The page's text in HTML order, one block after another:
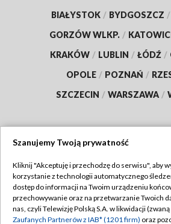
BIAŁYSTOK / BYDGOSZCZ /
GORZÓW WLKP. /
KRAKÓW / LUBLIN / ŁÓDŹ /
OPOLE / POZNAŃ /
SZCZECIN / WARSZAWA /
TVP
Abonament TVP
Emisja w TVP
Regulamin TVP
Polityka
Szanujemy Twoją prywatność
Kliknij "Akceptuję i przechodzę do serwisu", aby
korzystanie z technologii automatycznego
dostęp do informacji na Twoim urządzeniu
przechowywanie oraz na przetwarzanie Twoich
nas, czyli Telewizję Polską S.A. w likwidacji
Zaufanych Partnerów z IAB* (1201 firm) oraz